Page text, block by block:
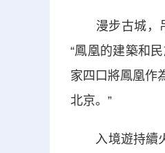
漫步古城，吊
“鳳凰的建築和
家四口將鳳凰作
北京。”
入境遊持續火